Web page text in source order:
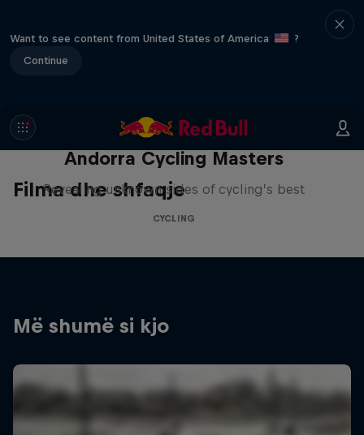
Want to see content from United States of America
?
Continue
Filma dhe shfaqje
Andorra Cycling Masters
Revealing unknown sides of cycling’s best
CYCLING
Më shumë si kjo